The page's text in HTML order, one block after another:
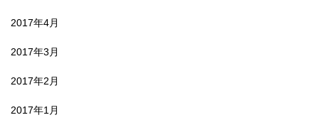
2017年4月
2017年3月
2017年2月
2017年1月